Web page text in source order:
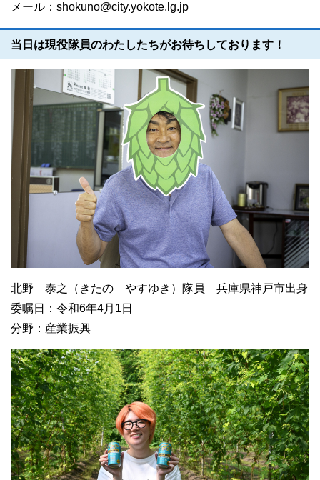
メール：shokuno@city.yokote.lg.jp
当日は現役隊員のわたしたちがお待ちしております！
北野 泰之（きたの やすゆき）隊員 兵庫県神戸市出身
委嘱日：令和6年4月1日
分野：産業振興